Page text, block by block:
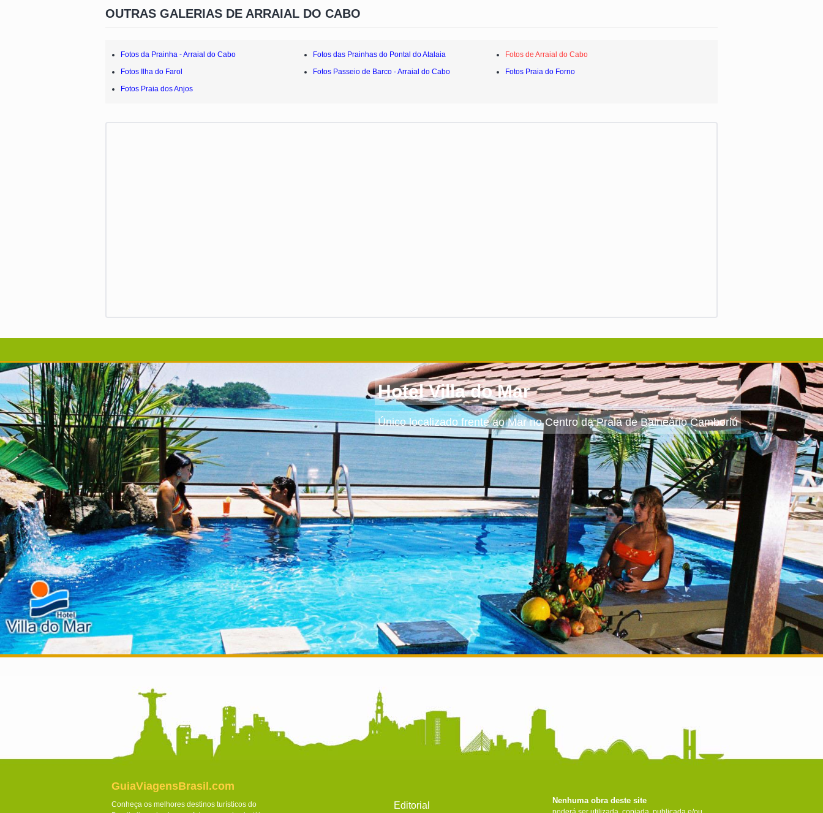
OUTRAS GALERIAS DE ARRAIAL DO CABO
Fotos da Prainha - Arraial do Cabo Fotos das Prainhas do Pontal do Atalaia
Fotos de Arraial do Cabo
Fotos Ilha do Farol
Fotos Passeio de Barco - Arraial do Cabo
Fotos Praia do Forno
Fotos Praia dos Anjos
Hotel Villa do Mar
Único localizado frente ao Mar no Centro da Praia de Balneário Camboriú
GuiaViagensBrasil.com
Conheça os melhores destinos turísticos do
Editorial Nenhuma obra deste site